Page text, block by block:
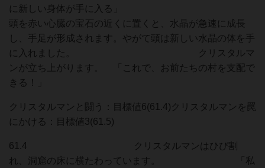
に新しい身体が手に入る」
頭を赤い心臓の宝石の近くに置くと、水晶が急速に成長
し、手足が形成されます。やがて頭は新しい水晶の体を手
に入れました。 クリスタルマ
ンが立ち上がります。 「これで、お前たちの村を支配で
きる！」
クリスタルマンと闘う：目標値6(61.4)クリスタルマンを罠
にかける：目標値3(61.5)
61.4 クリスタルマンはひび割
れ、洞窟の床に横たわっています。 「私